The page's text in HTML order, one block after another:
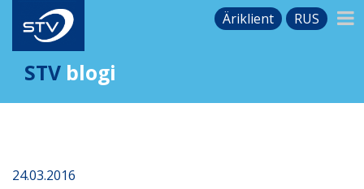
Äriklient RUS
STV blogi
24.03.2016